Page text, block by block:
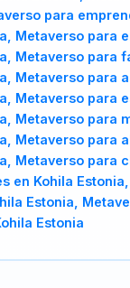
para
Metaverso para
Metaverso para
Metaverso para
Metaverso para
Metaverso para
Metaverso para
Metaverso para
en Kohila
Estonia,
Estonia